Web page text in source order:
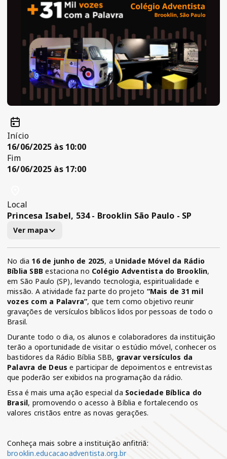
Início
16/06/2025 às 10:00
Fim
16/06/2025 às 17:00
Local
Princesa Isabel, 534 - Brooklin São Paulo - SP
Ver mapa
No dia 16 de junho de 2025, a Unidade Móvel da Rádio
Bíblia SBB estaciona no Colégio Adventista do Brooklin,
em São Paulo (SP), levando tecnologia, espiritualidade e
missão. A atividade faz parte do projeto “Mais de 31 mil
vozes com a Palavra”, que tem como objetivo reunir
gravações de versículos bíblicos lidos por pessoas de todo o
Brasil.
Durante todo o dia, os alunos e colaboradores da instituição
terão a oportunidade de visitar o estúdio móvel, conhecer os
bastidores da Rádio Bíblia SBB, gravar versículos da
Palavra de Deus e participar de depoimentos e entrevistas
que poderão ser exibidos na programação da rádio.
Essa é mais uma ação especial da Sociedade Bíblica do
Brasil, promovendo o acesso à Bíblia e fortalecendo os
valores cristãos entre as novas gerações.
Conheça mais sobre a instituição anfitriã:
brooklin.educacaoadventista.org.br